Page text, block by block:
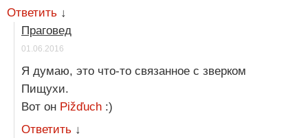
Ответить ↓
Праговед
01.06.2016
Я думаю, это что-то связанное с зверком
Пищухи.
Вот он Pižďuch :)
Ответить ↓